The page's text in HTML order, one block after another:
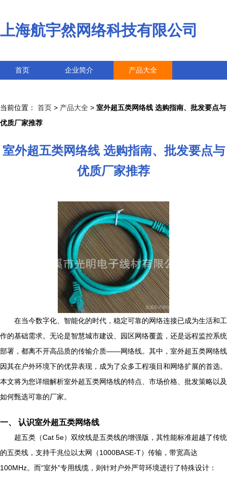
上海航宇然网络科技有限公司
首页 企业简介 产品大全
当前位置： 首页 > 产品大全 > 室外超五类网络线 选购指南、批发要点与
优质厂家推荐
室外超五类网络线 选购指南、批发要点与
优质厂家推荐
在当今数字化、智能化的时代，稳定可靠的网络连接已成为生活和工
作的基础需求。无论是智慧城市建设、园区网络覆盖，还是远程监控系统
部署，都离不开高品质的传输介质——网络线。其中，室外超五类网络线
因其在户外环境下的优异表现，成为了众多工程项目和网络扩展的首选。
本文将为您详细解析室外超五类网络线的特点、市场价格、批发策略以及
如何甄选可靠的厂家。
一、 认识室外超五类网络线
超五类（Cat 5e）双绞线是五类线的增强版，其性能标准超越了传统
的五类线，支持千兆位以太网（1000BASE-T）传输，带宽高达
100MHz。而“室外”专用线缆，则针对户外严苛环境进行了特殊设计：